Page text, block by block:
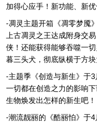
加得心应手！新功能、新
-凋灵主题开箱《凋零梦魇
上古凋灵之王达成附身交
侠！还能获得能够吞噬一
暮三头犬，彻底纵横于方块
-主题季《创造与新生》于
一切都在创造之力的影响
生物焕发出怎样的新生吧！
-潮流靓丽的《酷丽怕》于